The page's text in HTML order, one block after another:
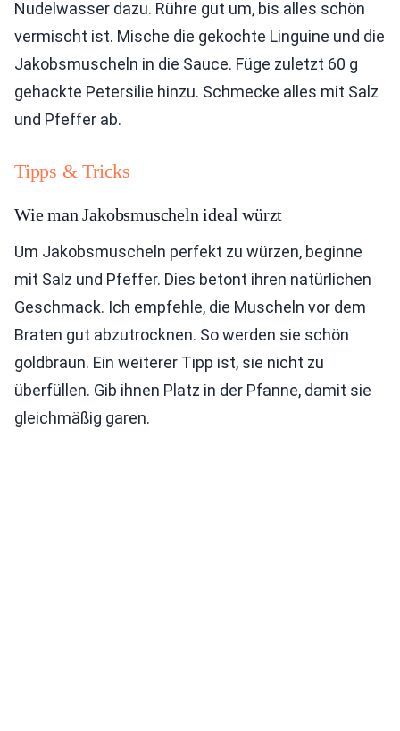
Nudelwasser dazu. Rühre gut um, bis alles schön
vermischt ist. Mische die gekochte Linguine und die
Jakobsmuscheln in die Sauce. Füge zuletzt 60 g
gehackte Petersilie hinzu. Schmecke alles mit Salz
und Pfeffer ab.
Tipps & Tricks
Wie man Jakobsmuscheln ideal würzt
Um Jakobsmuscheln perfekt zu würzen, beginne
mit Salz und Pfeffer. Dies betont ihren natürlichen
Geschmack. Ich empfehle, die Muscheln vor dem
Braten gut abzutrocknen. So werden sie schön
goldbraun. Ein weiterer Tipp ist, sie nicht zu
überfüllen. Gib ihnen Platz in der Pfanne, damit sie
gleichmäßig garen.